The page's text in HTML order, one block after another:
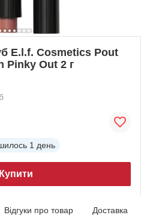
E.l.f. Cosmetics Pout
Pinky Out 2 г
1 день
Купити
Відгуки про товар Доставка